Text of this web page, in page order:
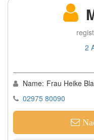
2
Name: Frau Heike
02975 80090